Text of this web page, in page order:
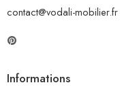
contact@vodali-mobilier.fr
Informations